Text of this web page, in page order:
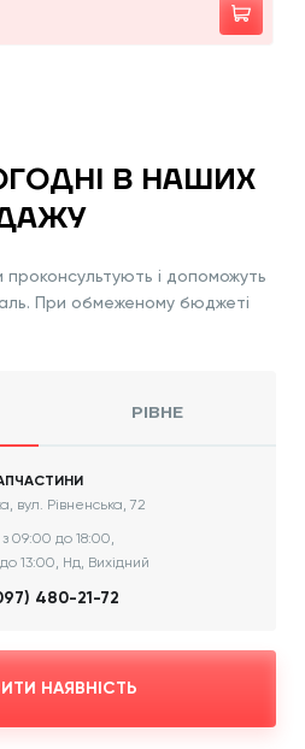
В НАШИХ
проконсультують і допоможуть
При обмеженому бюджеті
РІВНЕ
вул. Рівненська, 72
09:00 до 18:00,
13:00, Нд, Вихідний
480-21-72
НАЯВНІСТЬ